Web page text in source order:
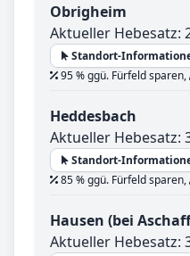
Obrigheim
Aktueller Hebesatz:
Standort-
95 % ggü. Fürfeld sparen,
Heddesbach
Aktueller Hebesatz:
Standort-
85 % ggü. Fürfeld sparen,
Hausen (bei
Aktueller Hebesatz: